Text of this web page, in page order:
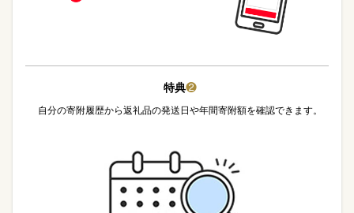
特典❷
自分の寄附履歴から返礼品の発送日や年間寄附額を確認できます。